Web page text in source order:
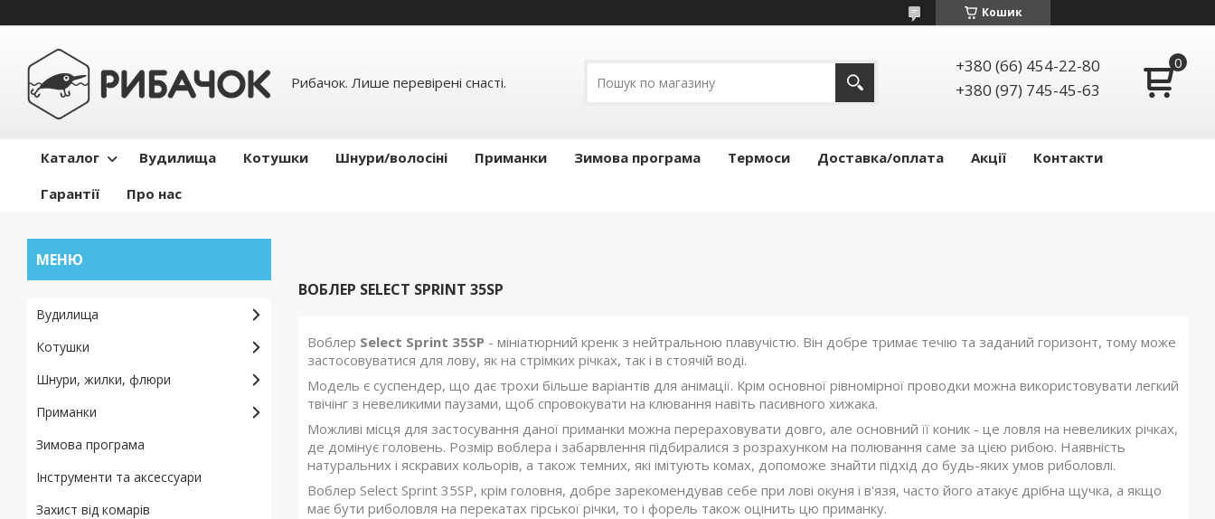
Кошик
Рибачок. Лише перевірені снасті.
+380 (66) 454-22-80
+380 (97) 745-45-63
Каталог Вудилища Котушки Шнури/волосіні Приманки Зимова програма Термоси Доставка/оплата Акції
Контакти
Гарантії
Про нас
ВОБЛЕР SELECT SPRINT 35SP
Воблер Select Sprint 35SP - мініатюрний кренк з нейтральною плавучістю. Він добре тримає течію та заданий горизонт, тому може
застосовуватися для лову, як на стрімких річках, так і в стоячій воді.
Модель є суспендер, що дає трохи більше варіантів для анімації. Крім основної рівномірної проводки можна використовувати легкий
твічінг з невеликими паузами, щоб спровокувати на клювання навіть пасивного хижака.
Можливі місця для застосування даної приманки можна перераховувати довго, але основний її коник - це ловля на невеликих річках,
де домінує головень. Розмір воблера і забарвлення підбиралися з розрахунком на полювання саме за цією рибою. Наявність
натуральних і яскравих кольорів, а також темних, які імітують комах, допоможе знайти підхід до будь-яких умов риболовлі.
Воблер Select Sprint 35SP, крім головня, добре зарекомендував себе при лові окуня і в'язя, часто його атакує дрібна щучка, а якщо
має бути риболовля на перекатах гірської річки, то і форель також оцінить цю приманку.
Вудилища
Котушки
Шнури, жилки, флюри
Приманки
Зимова програма
Інструменти та аксессуари
Захист від комарів